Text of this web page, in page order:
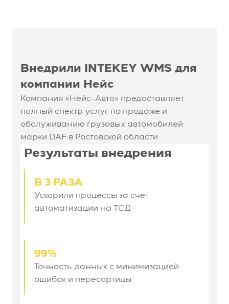
Внедрили INTEKEY WMS для
компании Нейс
Компания «Нейс-Авто» предоставляет
полный спектр услуг по продаже и
обслуживанию грузовых автомобилей
марки DAF в Ростовской области
Результаты внедрения
В 3 РАЗА
Ускорили процессы за счет
автоматизации на ТСД
99%
Точность данных с минимизацией
ошибок и пересортицы